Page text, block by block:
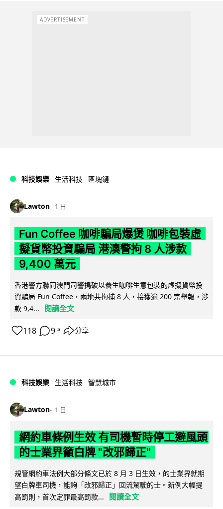
ADVERTISEMENT
科技娛樂 生活科技 區塊鏈
Lawton 1 日
Fun Coffee 咖啡騙局爆煲 咖啡包裝虛
擬貨幣投資騙局 港澳警拘 8 人涉款
9,400 萬元
香港警方聯同澳門司警搗破以養生咖啡生意包裝的虛擬貨幣投
資騙局 Fun Coffee，兩地共拘捕 8 人，接獲逾 200 宗舉報，涉
款 9,4...
閱讀全文
118 9 ↗ 分享
科技娛樂 生活科技 智慧城市
Lawton 1 日
網約車條例生效 有司機暫時停工避風頭
的士業界籲白牌 "改邪歸正"
規管網約車法例大部分條文已於 8 月 3 日生效，的士業界就期
望白牌車司機，能夠「改邪歸正」回流駕駛的士。新例大幅提
高罰則，首次定罪最高罰款...
閱讀全文